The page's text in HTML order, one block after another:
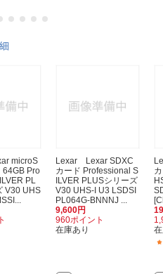
microS
64GB Pro
PL
V30 UHS
Lexar Lexar SDXC
カード Professional S
ILVER PLUSシリーズ
V30 UHS-I U3 LSDSI
PL064G-BNNNJ ...
9,600円
960ポイント
在庫あり